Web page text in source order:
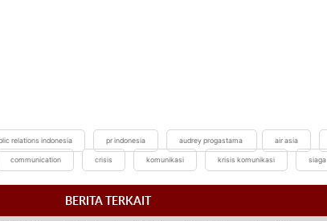
relations indonesia pr indonesia audrey progastama air asia
communication crisis komunikasi krisis komunikasi siaga
BERITA TERKAIT